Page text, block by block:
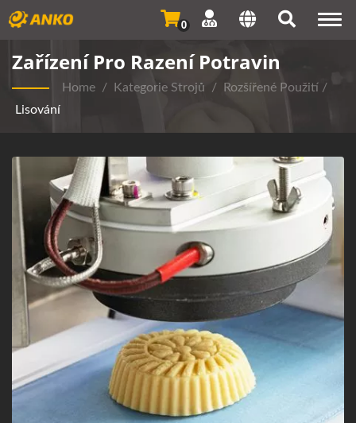
0
Zařízení Pro Razení Potravin
Home / Kategorie Strojů / Rozšířené Použití /
Lisování